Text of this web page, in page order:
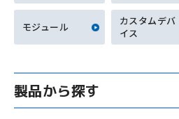
モジュール
カスタムデバ
イス
製品から探す